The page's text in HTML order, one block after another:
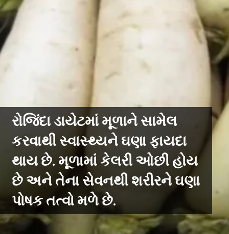
રોજિંદા ડાયેટમાં મૂળાને સામેલ
કરવાથી સ્વાસ્થ્યને ઘણા ફાયદા
થાય છે. મૂળામાં કેલરી ઓછી હોય
છે અને તેના સેવનથી શરીરને ઘણા
પોષક તત્વો મળે છે.